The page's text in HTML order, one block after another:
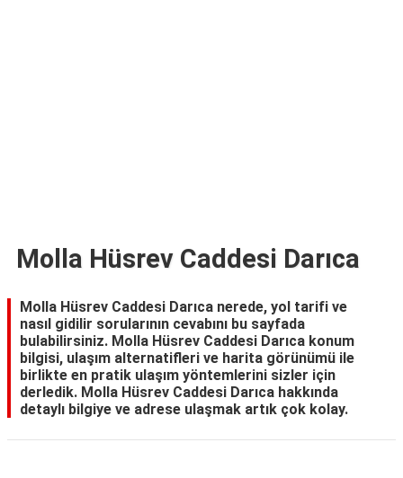
Molla Hüsrev Caddesi Darıca
Molla Hüsrev Caddesi Darıca nerede, yol tarifi ve
nasıl gidilir sorularının cevabını bu sayfada
bulabilirsiniz. Molla Hüsrev Caddesi Darıca konum
bilgisi, ulaşım alternatifleri ve harita görünümü ile
birlikte en pratik ulaşım yöntemlerini sizler için
derledik. Molla Hüsrev Caddesi Darıca hakkında
detaylı bilgiye ve adrese ulaşmak artık çok kolay.